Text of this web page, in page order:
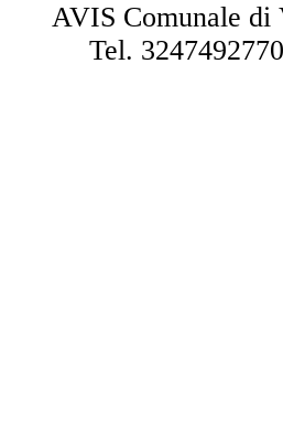
AVIS Comunale di
Tel. 3247492770